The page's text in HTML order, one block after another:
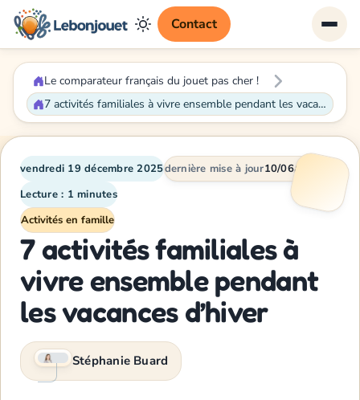
Contact
Le comparateur français du jouet pas cher !
7 activités familiales à vivre ensemble pendant les vacances d’hiver
vendredi 19 décembre 2025dernière mise à jour10/06/2026
Lecture : 1 minutes
Activités en famille
7 activités familiales à
vivre ensemble pendant
les vacances d’hiver
Stéphanie Buard